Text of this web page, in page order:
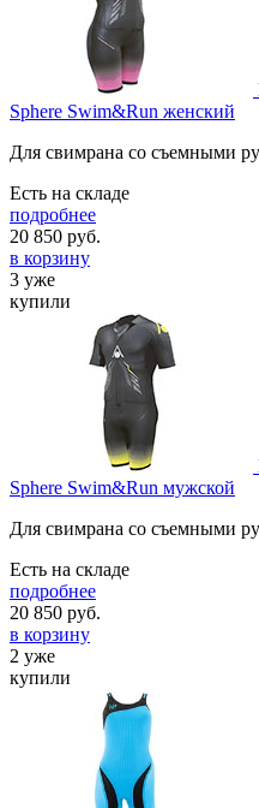
Sphere Swim&Run женский
Для свимрана со съемными
Есть на складе
подробнее
20 850 руб.
в корзину
3 уже
купили
Sphere Swim&Run мужской
Для свимрана со съемными
Есть на складе
подробнее
20 850 руб.
в корзину
2 уже
купили